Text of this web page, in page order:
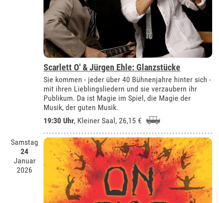
Scarlett O' & Jürgen Ehle: Glanzstücke
Sie kommen - jeder über 40 Bühnenjahre hinter sich -
mit ihren Lieblingsliedern und sie verzaubern ihr
Publikum. Da ist Magie im Spiel, die Magie der
Musik, der guten Musik.
19:30 Uhr, Kleiner Saal, 26,15 €
Samstag
24
Januar
2026